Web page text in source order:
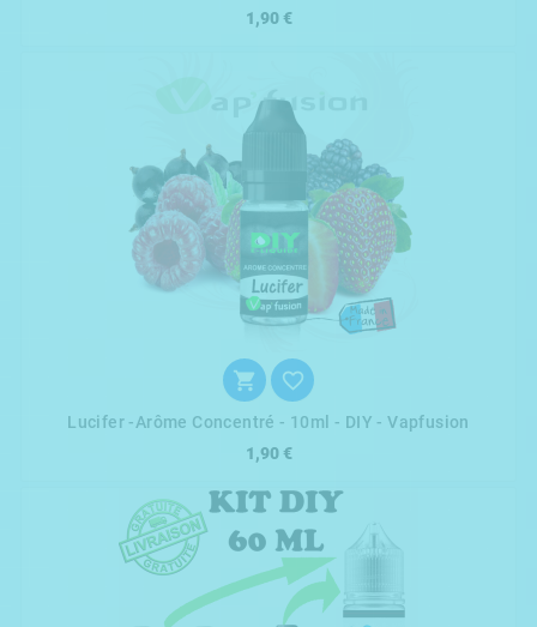
1,90 €
 
Lucifer -arôme Concentré - 10ml - DIY - Vapfusion
1,90 €